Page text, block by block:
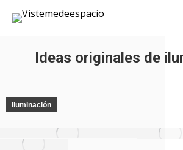
Ideas originales de
Iluminación